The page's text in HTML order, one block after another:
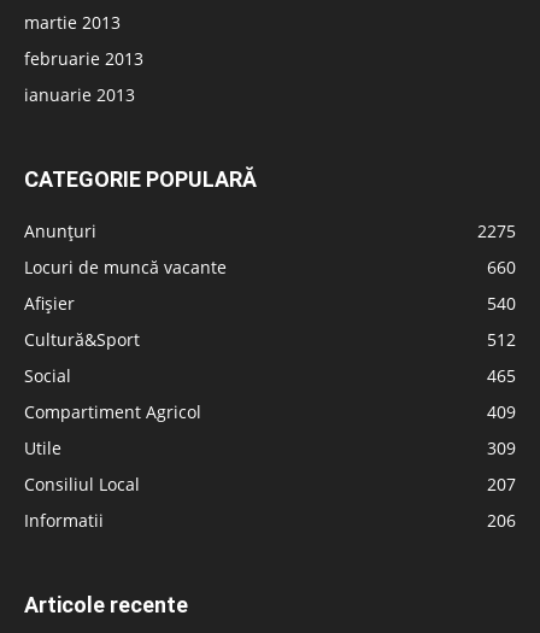
martie 2013
februarie 2013
ianuarie 2013
CATEGORIE POPULARĂ
Anunțuri
2275
Locuri de muncă vacante
660
Afișier
540
Cultură&Sport
512
Social
465
Compartiment Agricol
409
Utile
309
Consiliul Local
207
Informatii
206
Articole recente